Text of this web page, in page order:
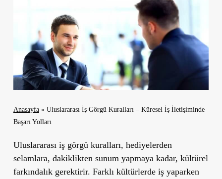
Anasayfa» Uluslararası İş Görgü Kuralları – Küresel İş İletişiminde
Başarı Yolları
Uluslararası iş görgü kuralları, hediyelerden
selamlara, dakiklikten sunum yapmaya kadar, kültürel
farkındalık gerektirir. Farklı kültürlerde iş yaparken